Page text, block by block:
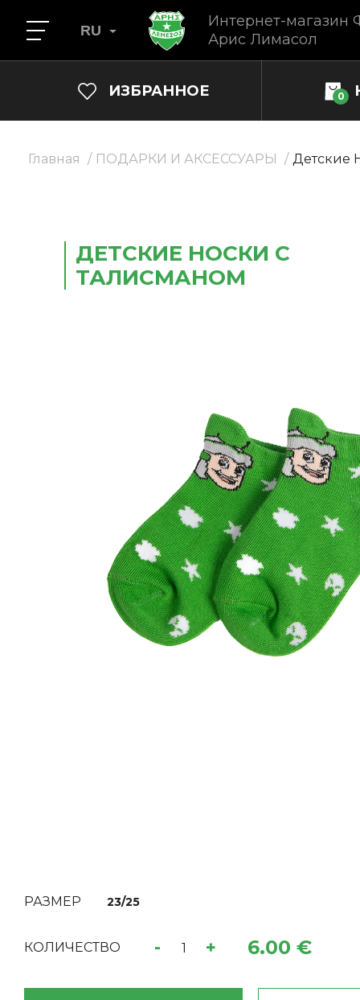
Интернет-магазин
Арис Лимасол
RU
ИЗБРАННОЕ 0
Главная ПОДАРКИ И АКСЕССУАРЫ Детские
ДЕТСКИЕ НОСКИ С
ТАЛИСМАНОМ
РАЗМЕР 23/25
КОЛИЧЕСТВО - + 6.00 €